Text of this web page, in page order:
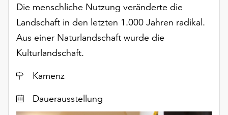
über
die
Schaltfläche
„Auswählen“.
Informationen
Sie
Die menschliche Nutzung veränderte die
Landschaft in den letzten 1.000 Jahren radikal.
Aus einer Naturlandschaft wurde die
Kulturlandschaft.
Ort
Kamenz
Dauerausstellung